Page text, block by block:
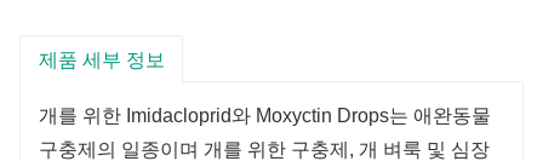
제품 세부 정보
개를 위한 Imidacloprid와 Moxyctin Drops는 애완동물
구충제의 일종이며 개를 위한 구충제, 개 벼룩 및 심장